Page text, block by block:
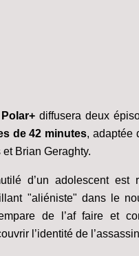
Polar+ diffusera deux
de 42 minutes, adaptée
Brian Geraghty.
d’un adolescent est
"aliéniste" dans le
de l’af faire et
l’identité de